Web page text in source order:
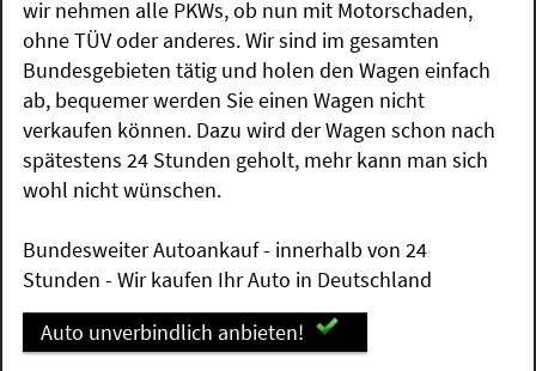
wir nehmen alle PKWs, ob nun mit Motorschaden,
ohne TÜV oder anderes. Wir sind im gesamten
Bundesgebieten tätig und holen den Wagen einfach
ab, bequemer werden Sie einen Wagen nicht
verkaufen können. Dazu wird der Wagen schon nach
spätestens 24 Stunden geholt, mehr kann man sich
wohl nicht wünschen.
Bundesweiter Autoankauf - innerhalb von 24
Stunden - Wir kaufen Ihr Auto in Deutschland
Auto unverbindlich anbieten!